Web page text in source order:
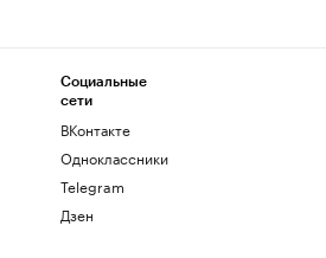
Социальные
сети
ВКонтакте
Одноклассники
Telegram
Дзен